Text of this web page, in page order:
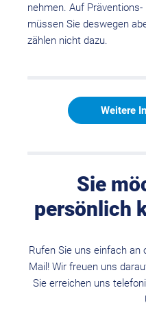
nehmen. Auf
müssen Sie deswegen
zählen nicht dazu.
Weitere
Sie
persönlich
Rufen Sie uns einfach an
Mail! Wir freuen uns
Sie erreichen uns